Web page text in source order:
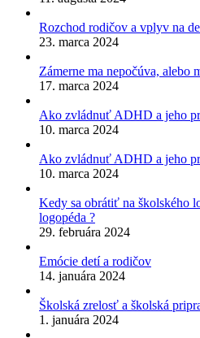
Rozchod rodičov a vplyv na
23. marca 2024
Zámerne ma nepočúva, alebo
17. marca 2024
Ako zvládnuť ADHD a jeho
10. marca 2024
Ako zvládnuť ADHD a jeho
10. marca 2024
Kedy sa obrátiť na školského
logopéda ?
29. februára 2024
Emócie detí a rodičov
14. januára 2024
Školská zrelosť a školská
1. januára 2024